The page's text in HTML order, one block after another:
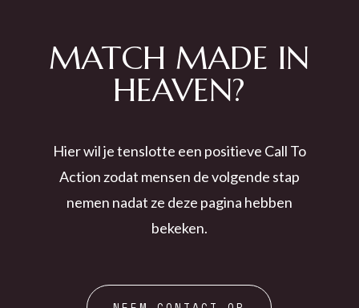
MATCH MADE IN
HEAVEN?
Hier wil je tenslotte een positieve Call To
Action zodat mensen de volgende stap
nemen nadat ze deze pagina hebben
bekeken.